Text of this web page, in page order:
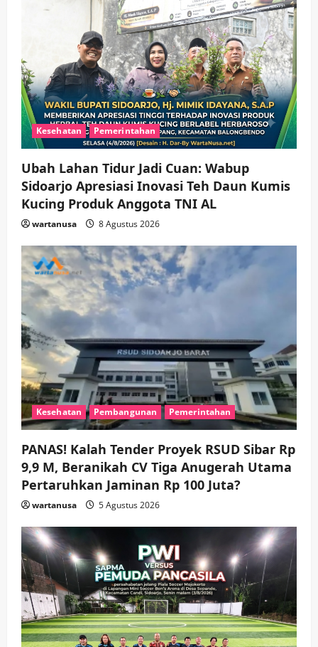
5
hingga Hibah
wartanusa 4 Agustus 2026
Kesehatan Pemerintahan
Ubah Lahan Tidur Jadi Cuan: Wabup
Sidoarjo Apresiasi Inovasi Teh Daun Kumis
Kucing Produk Anggota TNI AL
wartanusa 8 Agustus 2026
Kesehatan Pembangunan Pemerintahan
PANAS! Kalah Tender Proyek RSUD Sibar Rp
9,9 M, Beranikah CV Tiga Anugerah Utama
Pertaruhkan Jaminan Rp 100 Juta?
wartanusa 5 Agustus 2026